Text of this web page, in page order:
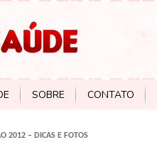
SOBRE CONTATO
2012 – DICAS E FOTOS